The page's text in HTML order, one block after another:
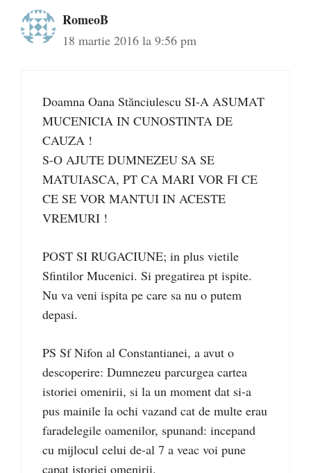
RomeoB
18 martie 2016 la 9:56 pm
Doamna Oana Stănciulescu SI-A ASUMAT
MUCENICIA IN CUNOSTINTA DE
CAUZA !
S-O AJUTE DUMNEZEU SA SE
MATUIASCA, PT CA MARI VOR FI CE
CE SE VOR MANTUI IN ACESTE
VREMURI !
POST SI RUGACIUNE; in plus vietile
Sfintilor Mucenici. Si pregatirea pt ispite.
Nu va veni ispita pe care sa nu o putem
depasi.
PS Sf Nifon al Constantianei, a avut o
descoperire: Dumnezeu parcurgea cartea
istoriei omenirii, si la un moment dat si-a
pus mainile la ochi vazand cat de multe erau
faradelegile oamenilor, spunand: incepand
cu mijlocul celui de-al 7 a veac voi pune
capat istoriei omenirii.